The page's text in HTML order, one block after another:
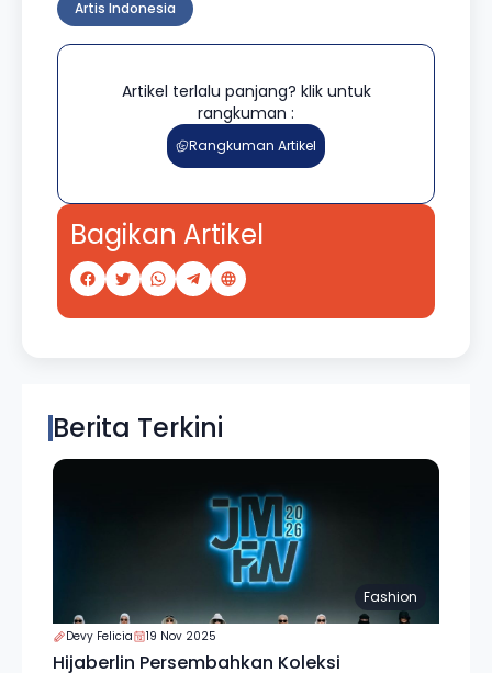
Artis Indonesia
Artikel terlalu panjang? klik untuk
rangkuman :
Rangkuman Artikel
Bagikan Artikel
Berita Terkini
Fashion
Devy Felicia 19 Nov 2025
Hijaberlin Persembahkan Koleksi